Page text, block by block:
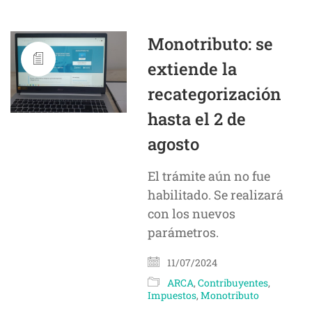
Monotributo: se
extiende la
recategorización
hasta el 2 de
agosto
El trámite aún no fue
habilitado. Se realizará
con los nuevos
parámetros.
11/07/2024
ARCA,Contribuyentes,
Impuestos,Monotributo